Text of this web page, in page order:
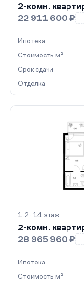
2-комн.
22 911 600 ₽
Ипотека
Стоимость м²
Срок сдачи
Отделка
1.2 · 14 этаж
2-комн.
28 965 960 ₽
Ипотека
Стоимость м²